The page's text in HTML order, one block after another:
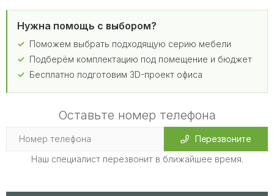
Нужна помощь с выбором?
Поможем выбрать подходящую серию мебели
Подберём комплектацию под помещение и бюджет
Бесплатно подготовим 3D-проект офиса
Оставьте номер телефона
Перезвоните
Наш специалист перезвонит в ближайшее время.